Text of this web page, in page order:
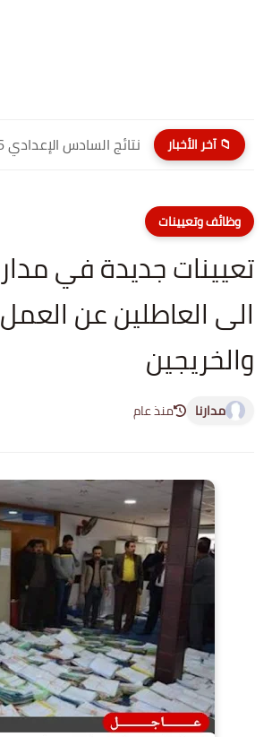
📁 آخر الأخبار
وظائف وتعيينات
الى العاطلين عن العمل
والخريجين
مدارنا منذ عام